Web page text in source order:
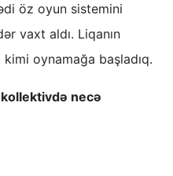
öz oyun sistemini
vaxt aldı. Liqanın
kimi oynamağa başladıq.
necə